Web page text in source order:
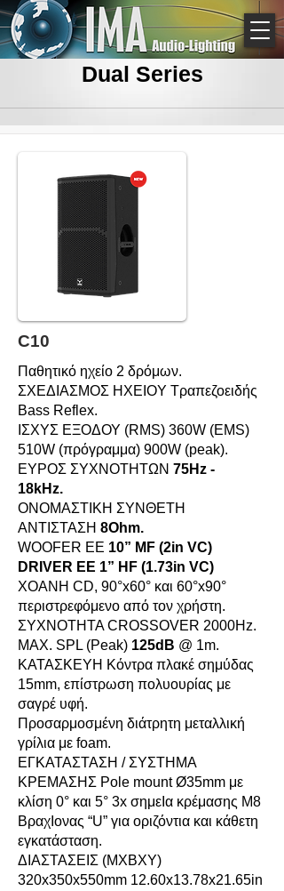
Dual Series
C10
Παθητικό ηχείο 2 δρόμων.
ΣΧΕΔΙΑΣΜΟΣ HXEIOY Τραπεζοειδής
Bass Reflex.
ΙΣΧΥΣ ΕΞΟΔΟΥ (RMS) 360W (EMS)
510W (πρόγραμμα) 900W (peak).
ΕΥΡΟΣ ΣΥΧΝΟΤΗΤΩΝ 75Hz -
18kHz.
ΟΝΟΜΑΣΤΙΚΗ ΣΥΝΘΕΤΗ
ΑΝΤΙΣΤΑΣΗ 8Ohm.
WOOFER ΕΕ 10” MF (2in VC)
DRIVER ΕΕ 1” HF (1.73in VC)
XOANH CD, 90°x60° και 60°x90°
περιστρεφόμενο από τον χρήστη.
ΣΥΧΝOΤΗΤΑ CROSSOVER 2000Hz.
MAX. SPL (Peak) 125dB @ 1m.
ΚΑΤΑΣΚΕΥΗ Κόντρα πλακέ σημύδας
15mm, επίστρωση πολυουρίας με
σαγρέ υφή.
Προσαρμοσμένη διάτρητη μεταλλική
γρίλια με foam.
ΕΓΚΑΤΑΣΤΑΣΗ / ΣΥΣΤΗΜΑ
ΚΡΕΜΑΣΗΣ Pole mount Ø35mm με
κλίση 0° και 5° 3x σημεΙα κρέμασης M8
ΒραχΙονας “U” για οριζόντια και κάθετη
εγκατάσταση.
ΔΙΑΣΤΑΣΕΙΣ (ΜXΒXΥ)
320x350x550mm 12.60x13.78x21.65in